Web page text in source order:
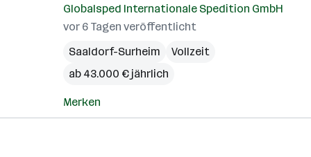
Globalsped Internationale Spedition GmbH
vor 6 Tagen veröffentlicht
Saaldorf-Surheim
Vollzeit
ab 43.000 € jährlich
Merken